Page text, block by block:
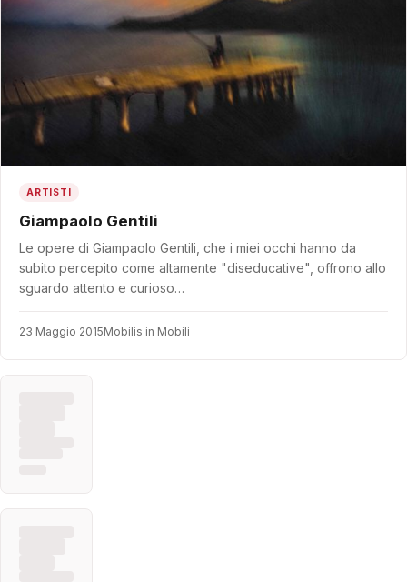
ARTISTI
Giampaolo Gentili
Le opere di Giampaolo Gentili, che i miei occhi hanno da
subito percepito come altamente "diseducative", offrono allo
sguardo attento e curioso…
23 Maggio 2015Mobilis in Mobili